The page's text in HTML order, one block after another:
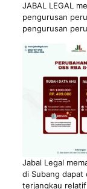
JABAL LEGAL
pengurusan
pengurusan
Jabal Legal
di Subang dapat
terjangkau